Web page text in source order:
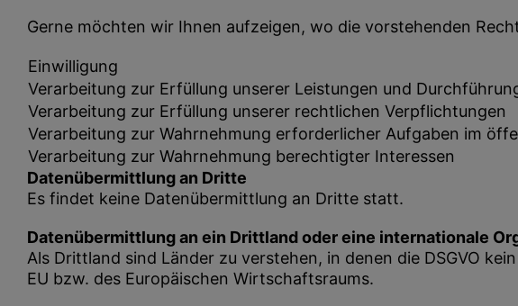
Gerne möchten wir Ihnen aufzeigen, wo die vorstehenden
Einwilligung
Verarbeitung zur Erfüllung unserer Leistungen und
Verarbeitung zur Erfüllung unserer rechtlichen Verpflichtungen
Verarbeitung zur Wahrnehmung erforderlicher Aufgaben im
Verarbeitung zur Wahrnehmung berechtigter Interessen
Datenübermittlung an Dritte
Es findet keine Datenübermittlung an Dritte statt.
Datenübermittlung an ein Drittland oder eine internationale
Als Drittland sind Länder zu verstehen, in denen die DSGVO
EU bzw. des Europäischen Wirtschaftsraums.